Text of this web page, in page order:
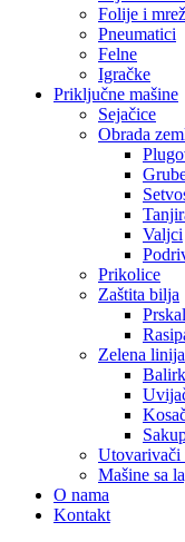
Folije i
Pneumatici
Felne
Igračke
Priključne mašine
Sejačice
Obrada
Valjci
Prikolice
Zaštita bilja
Zelena linija
Mašine sa
O nama
Kontakt